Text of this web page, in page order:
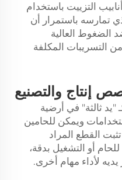
التزييت باستخدام
تمارسه باستمرار أن
الضغوط العالية
التسريبات المكلفة
إنتاج والتصنيع
ثالثة" في أرضية
ويمكن للحامين
القطع المراد
أو التشغيل بدقة،
لأداء مهام أخرى.